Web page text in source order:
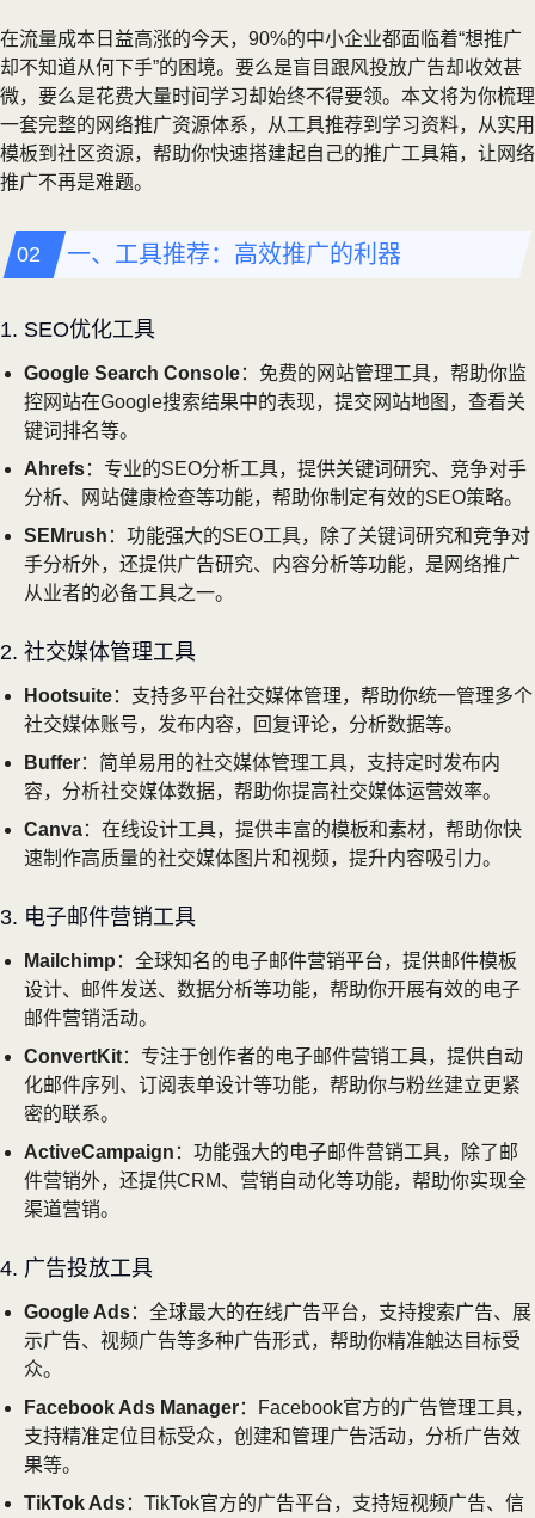
在流量成本日益高涨的今天，90%的中小企业都面临着“想推广
却不知道从何下手”的困境。要么是盲目跟风投放广告却收效甚
微，要么是花费大量时间学习却始终不得要领。本文将为你梳理
一套完整的网络推广资源体系，从工具推荐到学习资料，从实用
模板到社区资源，帮助你快速搭建起自己的推广工具箱，让网络
推广不再是难题。
一、工具推荐：高效推广的利器
1. SEO优化工具
Google Search Console：免费的网站管理工具，帮助你监
控网站在Google搜索结果中的表现，提交网站地图，查看关
键词排名等。
Ahrefs：专业的SEO分析工具，提供关键词研究、竞争对手
分析、网站健康检查等功能，帮助你制定有效的SEO策略。
SEMrush ：功能强大的SEO工具，除了关键词研究和竞争对
手分析外，还提供广告研究、内容分析等功能，是网络推广
从业者的必备工具之一。
2. 社交媒体管理工具
Hootsuite：支持多平台社交媒体管理，帮助你统一管理多个
社交媒体账号，发布内容，回复评论，分析数据等。
Buffer：简单易用的社交媒体管理工具，支持定时发布内
容，分析社交媒体数据，帮助你提高社交媒体运营效率。
Canva：在线设计工具，提供丰富的模板和素材，帮助你快
速制作高质量的社交媒体图片和视频，提升内容吸引力。
3. 电子邮件营销工具
Mailchimp ：全球知名的电子邮件营销平台，提供邮件模板
设计、邮件发送、数据分析等功能，帮助你开展有效的电子
邮件营销活动。
ConvertKit：专注于创作者的电子邮件营销工具，提供自动
化邮件序列、订阅表单设计等功能，帮助你与粉丝建立更紧
密的联系。
ActiveCampaign ：功能强大的电子邮件营销工具，除了邮
件营销外，还提供CRM、营销自动化等功能，帮助你实现全
渠道营销。
4. 广告投放工具
Google Ads：全球最大的在线广告平台，支持搜索广告、展
示广告、视频广告等多种广告形式，帮助你精准触达目标受
众。
Facebook Ads Manager：Facebook官方的广告管理工具，
支持精准定位目标受众，创建和管理广告活动，分析广告效
果等。
TikTok Ads：TikTok官方的广告平台，支持短视频广告、信